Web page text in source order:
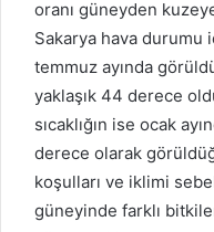
oranı güneyden
Sakarya hava durumu
temmuz ayında
yaklaşık 44 derece
sıcaklığın ise ocak
derece olarak
koşulları ve iklimi
güneyinde farklı